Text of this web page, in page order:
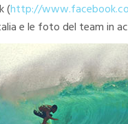
(http://
e le foto del team in